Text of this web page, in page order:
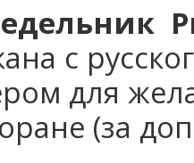
с
для
(за